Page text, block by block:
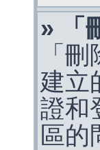
» 「
「
建立
證和
區